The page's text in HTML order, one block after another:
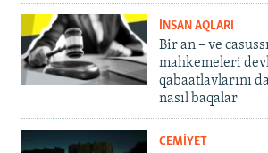
İNSAN AQLARI
Bir an – ve
mahkemeleri
qabaatlavlarını
nasıl baqalar
CEMİYET